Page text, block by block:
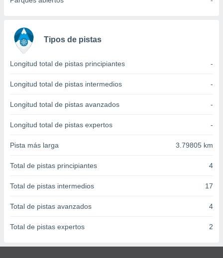
e
mediante
publicidad
1199
Tipos de pistas
Longitud total de pistas principiantes -
Longitud total de pistas intermedios -
Longitud total de pistas avanzados -
Longitud total de pistas expertos -
Pista más larga 3.79805 km
Total de pistas principiantes 4
Total de pistas intermedios 17
Total de pistas avanzados 4
Total de pistas expertos 2